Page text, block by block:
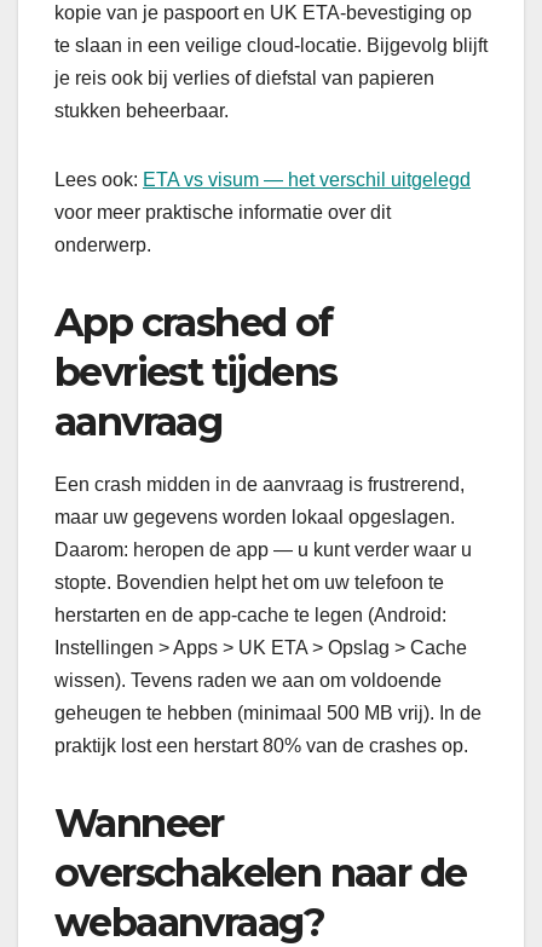
kopie van je paspoort en UK ETA-bevestiging op
te slaan in een veilige cloud-locatie. Bijgevolg blijft
je reis ook bij verlies of diefstal van papieren
stukken beheerbaar.
Lees ook: ETA vs visum — het verschil uitgelegd
voor meer praktische informatie over dit
onderwerp.
App crashed of
bevriest tijdens
aanvraag
Een crash midden in de aanvraag is frustrerend,
maar uw gegevens worden lokaal opgeslagen.
Daarom: heropen de app — u kunt verder waar u
stopte. Bovendien helpt het om uw telefoon te
herstarten en de app-cache te legen (Android:
Instellingen > Apps > UK ETA > Opslag > Cache
wissen). Tevens raden we aan om voldoende
geheugen te hebben (minimaal 500 MB vrij). In de
praktijk lost een herstart 80% van de crashes op.
Wanneer
overschakelen naar de
webaanvraag?